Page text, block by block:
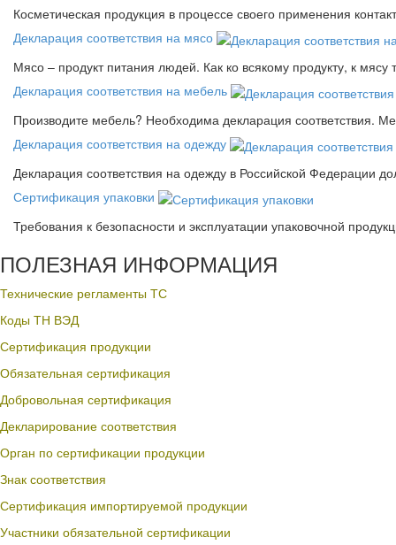
Косметическая продукция в процессе своего применения
Декларация соответствия на мясо
Мясо – продукт питания людей. Как ко всякому продукту, к мясу
Декларация соответствия на мебель
Производите мебель? Необходима декларация соответствия.
Декларация соответствия на одежду
Декларация соответствия на одежду в Российской Федерации
Сертификация упаковки
Требования к безопасности и эксплуатации упаковочной
ПОЛЕЗНАЯ ИНФОРМАЦИЯ
Технические регламенты ТС
Коды ТН ВЭД
Сертификация продукции
Обязательная сертификация
Добровольная сертификация
Декларирование соответствия
Орган по сертификации продукции
Знак соответствия
Сертификация импортируемой продукции
Участники обязательной сертификации